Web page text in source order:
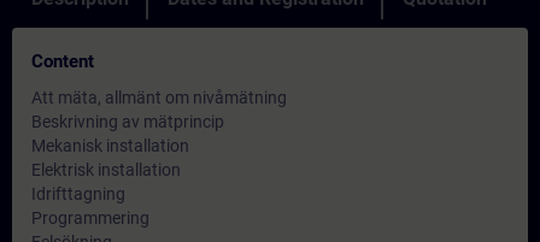
Content
Att mäta, allmänt om nivåmätning
Beskrivning av mätprincip
Mekanisk installation
Elektrisk installation
Idrifttagning
Programmering